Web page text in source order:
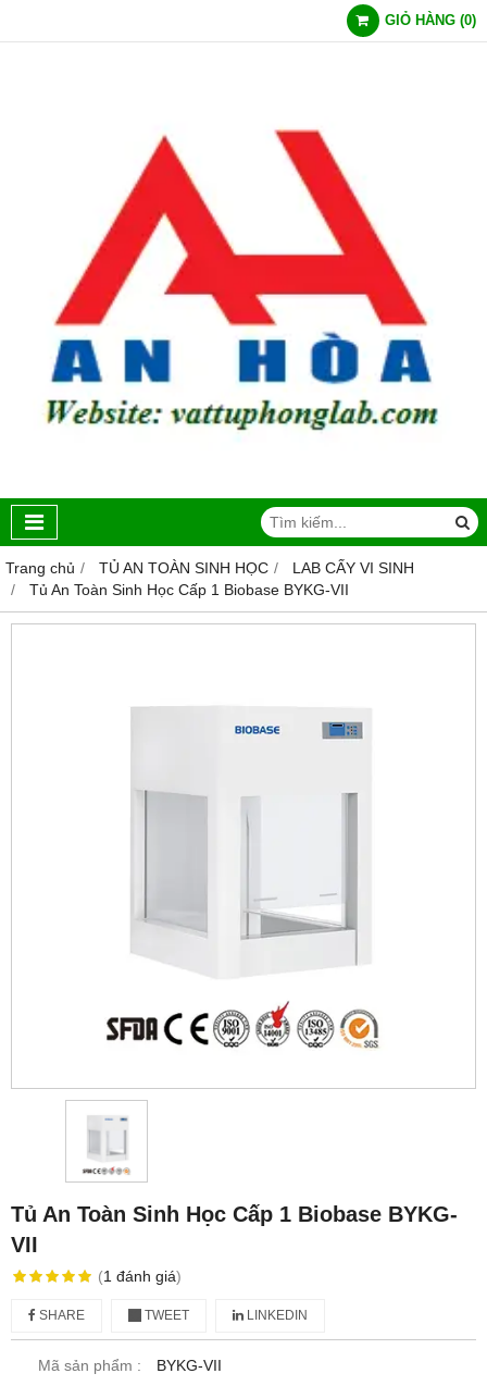
GIỎ HÀNG (0)
Trang chủ TỦ AN TOÀN SINH HỌC
LAB CẤY VI SINH
Tủ An Toàn Sinh Học Cấp 1 Biobase BYKG-VII
Tủ An Toàn Sinh Học Cấp 1 Biobase BYKG-
VII
(1 đánh giá)
SHARE TWEET LINKEDIN
Mã sản phẩm :
BYKG-VII